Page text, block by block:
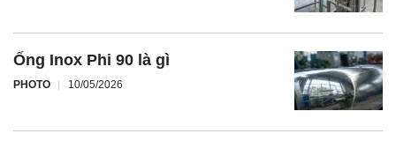
Ống Inox Phi 90 là gì
PHOTO 10/05/2026